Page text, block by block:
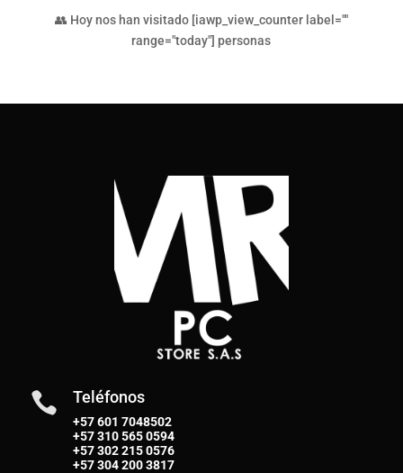
👥 Hoy nos han visitado [iawp_view_counter label=""
range="today"] personas
 Teléfonos
+57 601 7048502
+57310 565 0594
+57302 215 0576
+57304 200 3817